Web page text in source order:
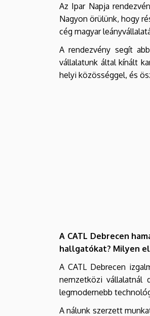
Az Ipar Napja
Nagyon örülünk, hogy
cég magyar
A rendezvény segít
vállalatunk által kínált
helyi közösséggel, és
A CATL Debrecen
hallgatókat? Milyen
A CATL Debrecen
nemzetközi vállalatnál
legmodernebb
A nálunk szerzett